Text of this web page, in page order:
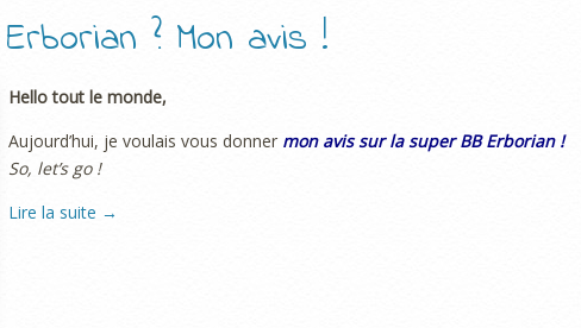
? Mon avis !
Hello tout le monde,
Aujourd’hui, je voulais vous donner mon avis sur la super BB Erborian !
So, let’s go !
Lire la suite →